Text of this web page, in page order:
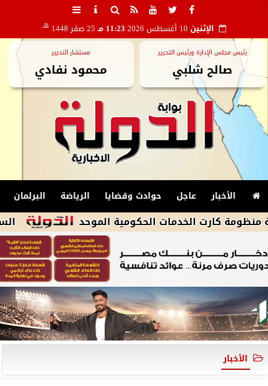
الإثنين 11:23 مـ 25 صفر 1448 هـ
رئيس مجلس الإدارة ورئيس التحرير
صالح شلبي
مستشار التحرير
محمود نفادي
الأخبار عاجل حوادث وقضايا الرياضة البرلمان
السجن 5 سنوات للمتهمة بقتل عريسها بسبب تحضير الطعام فى المرج الخدمات الحكومية الموحد
الأخبار